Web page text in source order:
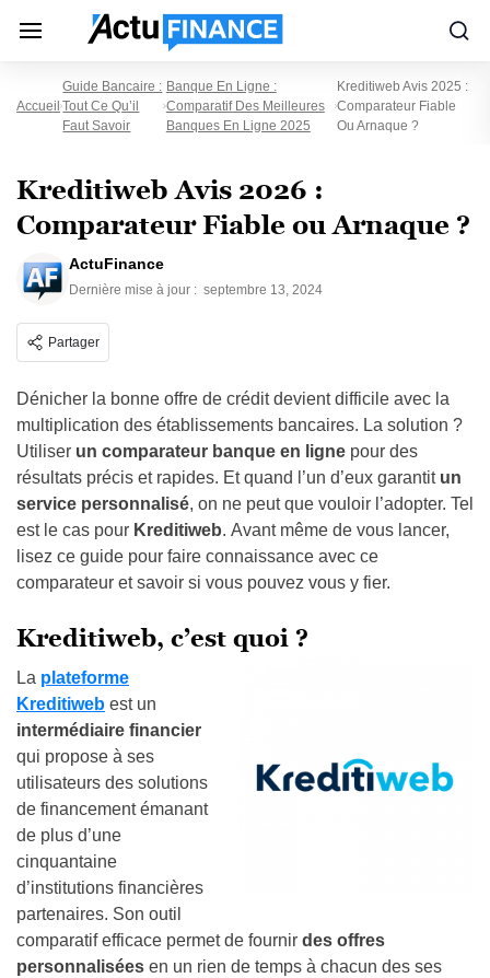
Accueil
Guide Bancaire :
Tout Ce Qu’il
Faut Savoir
Banque En Ligne :
Comparatif Des Meilleures
Banques En Ligne 2025
Kreditiweb Avis 2025 :
Comparateur Fiable
Ou Arnaque ?
Kreditiweb Avis 2026 :
Comparateur Fiable ou Arnaque ?
ActuFinance
Dernière mise à jour : septembre 13, 2024
Partager
Dénicher la bonne offre de crédit devient difficile avec la
multiplication des établissements bancaires. La solution ?
Utiliser un comparateur banque en ligne pour des
résultats précis et rapides. Et quand l’un d’eux garantit un
service personnalisé, on ne peut que vouloir l’adopter. Tel
est le cas pour Kreditiweb. Avant même de vous lancer,
lisez ce guide pour faire connaissance avec ce
comparateur et savoir si vous pouvez vous y fier.
Kreditiweb, c’est quoi ?
La plateforme
Kreditiweb est un
intermédiaire financier
qui propose à ses
utilisateurs des solutions
de financement émanant
de plus d’une
cinquantaine
d’institutions financières
partenaires. Son outil
comparatif efficace permet de fournir des offres
personnalisées en un rien de temps à chacun des ses